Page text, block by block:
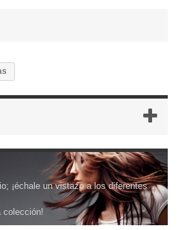
¡échale un vistazo a los diferentes
colección!